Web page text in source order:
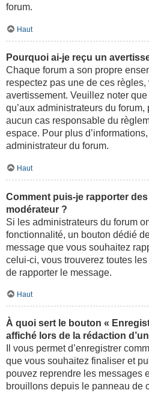
forum.
Haut
Pourquoi ai-je reçu un
Chaque forum a son propre
respectez pas une de ces
avertissement. Veuillez noter
qu’aux administrateurs du forum,
aucun cas responsable du
espace. Pour plus
administrateur du forum.
Haut
Comment puis-je rapporter
modérateur ?
Si les administrateurs du forum
fonctionnalité, un bouton dédié
message que vous souhaitez
celui-ci, vous trouverez toutes
de rapporter le message.
Haut
À quoi sert le bouton «
affiché lors de la rédaction
Il vous permet d’enregistrer
que vous souhaitez finaliser et
pouvez reprendre les messages
brouillons depuis le panneau de